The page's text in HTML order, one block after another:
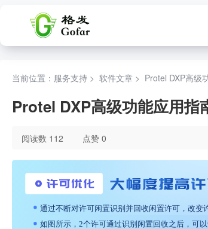
当前位置：服务支持 > 软件文章 > Protel DXP高级
Protel DXP高级功能应用指
阅读数 112 点赞 0